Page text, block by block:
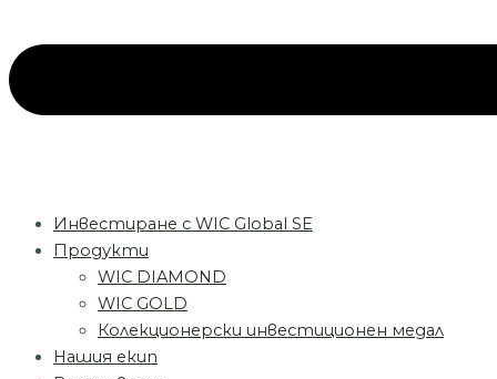
Инвестиране с WIC Global SE
Продукти
WIC DIAMOND
WIC GOLD
Колекционерски инвестиционен медал
Нашия екип